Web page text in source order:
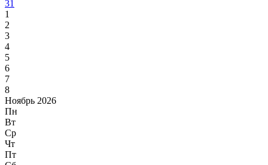
31
1
2
3
4
5
6
7
8
Ноябрь 2026
Пн
Вт
Ср
Чт
Пт